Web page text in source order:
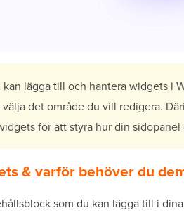
kan lägga till och hantera widgets i
det område du vill redigera.
för att styra hur din
& varför behöver du
som du kan lägga till i dina